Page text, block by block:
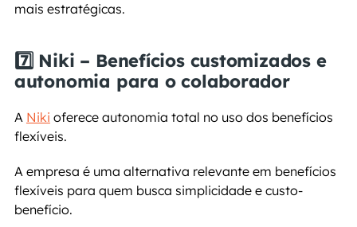
mais estratégicas.
7️⃣ Niki – Benefícios customizados e
autonomia para o colaborador
A Niki oferece autonomia total no uso dos benefícios
flexíveis.
A empresa é uma alternativa relevante em benefícios
flexíveis para quem busca simplicidade e custo-
benefício.